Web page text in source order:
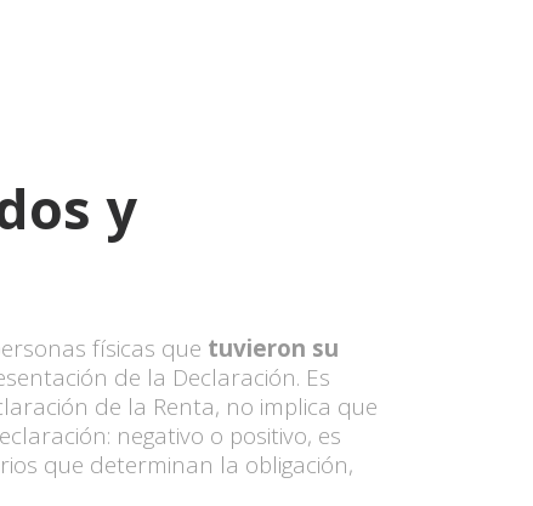
y
físicas que tuvieron su
de la Declaración. Es
de la Renta, no implica que
negativo o positivo, es
que determinan la obligación,